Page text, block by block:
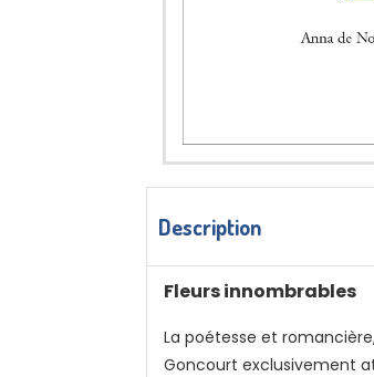
Description
Fleurs innombrables
La poétesse et
Goncourt exclusivement